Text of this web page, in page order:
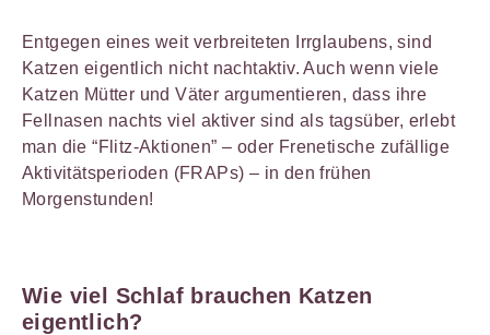
Entgegen eines weit verbreiteten Irrglaubens, sind
Katzen eigentlich nicht nachtaktiv. Auch wenn viele
Katzen Mütter und Väter argumentieren, dass ihre
Fellnasen nachts viel aktiver sind als tagsüber, erlebt
man die “Flitz-Aktionen” – oder Frenetische zufällige
Aktivitätsperioden (FRAPs) – in den frühen
Morgenstunden!
Wie viel Schlaf brauchen Katzen
eigentlich?